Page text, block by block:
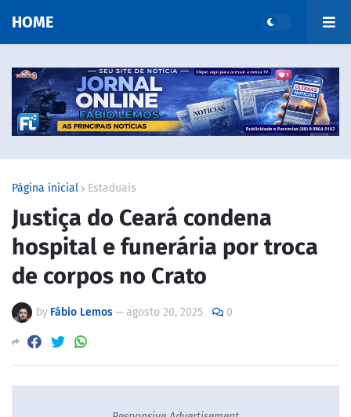
HOME
Página inicial Estaduais
Justiça do Ceará condena
hospital e funerária por troca
de corpos no Crato
by Fábio Lemos—agosto 20, 2025 0